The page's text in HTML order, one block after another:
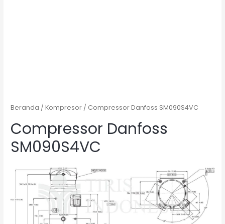
Beranda /Kompresor / Compressor Danfoss SM090S4VC
Compressor Danfoss
SM090S4VC